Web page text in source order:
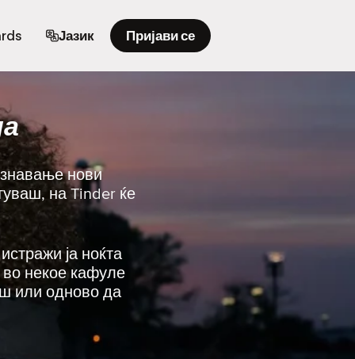
Јазик Пријави се
нови
на Tinder ќе
ја ноќта
во некое кафуле
или одново да